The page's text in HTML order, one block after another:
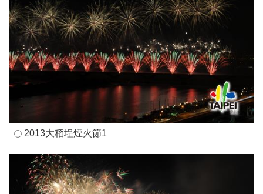
2013大稻埕煙火節1